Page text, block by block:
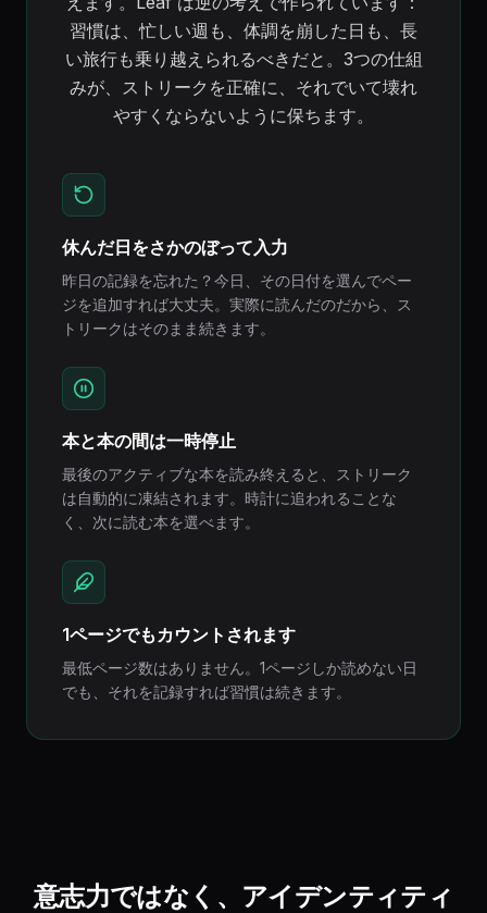
習慣は、忙しい週も、体調を崩した日も、長
い旅行も乗り越えられるべきだと。3つの仕組
みが、ストリークを正確に、それでいて壊れ
やすくならないように保ちます。
休んだ日をさかのぼって入力
昨日の記録を忘れた？今日、その日付を選んでペー
ジを追加すれば大丈夫。実際に読んだのだから、ス
トリークはそのまま続きます。
本と本の間は一時停止
最後のアクティブな本を読み終えると、ストリーク
は自動的に凍結されます。時計に追われることな
く、次に読む本を選べます。
1ページでもカウントされます
最低ページ数はありません。1ページしか読めない日
でも、それを記録すれば習慣は続きます。
意志力ではなく、アイデンティティ